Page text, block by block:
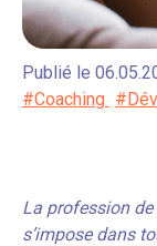
Publié le
#Coaching
La profession de
s’impose dans